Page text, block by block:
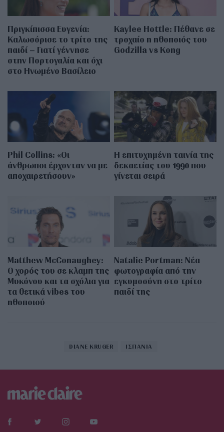
Πριγκίπισσα Ευγενία:
Καλωσόρισε το τρίτο της
παιδί – Γιατί γέννησε
στην Πορτογαλία και όχι
στο Ηνωμένο Βασίλειο
Kaylee Hottle: Πέθανε σε
τροχαίο η ηθοποιός του
Godzilla vs Kong
Phil Collins: «Οι
άνθρωποι έρχονταν να με
αποχαιρετήσουν»
Η επιτυχημένη ταινία της
δεκαετίας του 1990 που
γίνεται σειρά
Matthew McConaughey:
Ο χορός του σε κλαμπ της
Μυκόνου και τα σχόλια για
τα θετικά vibes του
ηθοποιού
Natalie Portman: Νέα
φωτογραφία από την
εγκυμοσύνη στο τρίτο
παιδί της
DIANE KRUGER ΙΣΠΑΝΙΑ